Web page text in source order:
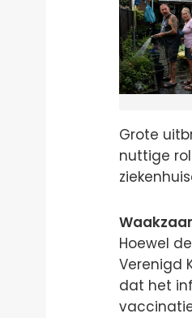
Grote
nuttige
Hoewel
Verenigd
dat het